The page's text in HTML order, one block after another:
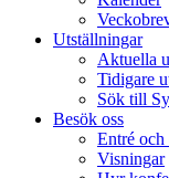
Utställningar
Aktuella
Tidigare
Sök till
Besök oss
Entré och
Visningar